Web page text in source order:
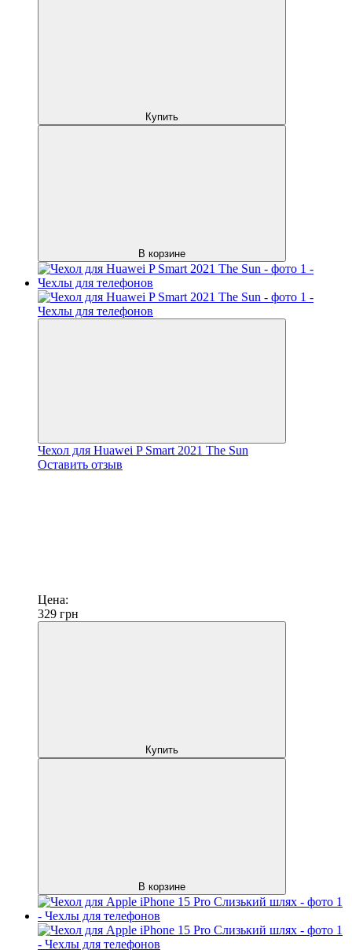
Купить
В корзине
Чехол для Huawei P Smart 2021 The Sun
Оставить отзыв
Цена:
329 грн
Купить
В корзине